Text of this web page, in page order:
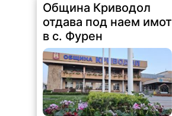
Община Криводол
отдава под наем имот
в с. Фурен